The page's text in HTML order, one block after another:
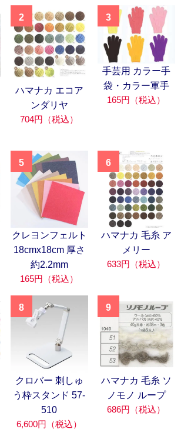
2
ハマナカ エコア
ンダリヤ
704円（税込）
3
手芸用 カラー手
袋・カラー軍手
165円（税込）
5
クレヨンフェルト
18cmx18cm 厚さ
約2.2mm
165円（税込）
6
ハマナカ 毛糸 ア
メリー
633円（税込）
8
クロバー 刺しゅ
う枠スタンド 57-
510
6,600円（税込）
9
ハマナカ 毛糸 ソ
ノモノ ループ
686円（税込）